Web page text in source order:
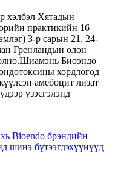
хэлбэл Хятадын
практикийн 16
3-р сарын 21, 24-
Гренландын олон
Биоэндо
хордлогод
амебоцит лизат
үзэсгэлэнд